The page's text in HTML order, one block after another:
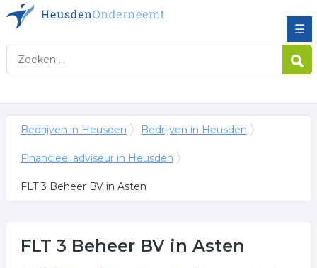
☰
Bedrijven in Heusden Bedrijven in Heusden
Financieel adviseur in Heusden
FLT 3 Beheer BV in Asten
FLT 3 Beheer BVin Asten